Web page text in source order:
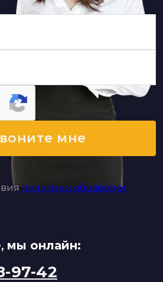
мне
политики обработки
мы онлайн:
97-42